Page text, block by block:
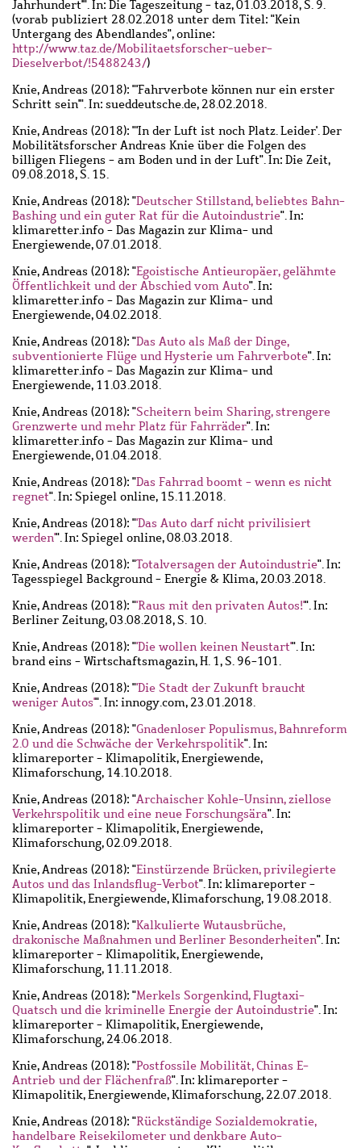
Jahrhundert'". In: Die Tageszeitung - taz, 01.03.2018, S. 9.
(vorab publiziert 28.02.2018 unter dem Titel: "Kein
Untergang des Abendlandes", online:
http://www.taz.de/Mobilitaetsforscher-ueber-
Dieselverbot/!5488243/)
Knie, Andreas (2018): "'Fahrverbote können nur ein erster
Schritt sein'". In: sueddeutsche.de, 28.02.2018.
Knie, Andreas (2018): "'In der Luft ist noch Platz. Leider'. Der
Mobilitätsforscher Andreas Knie über die Folgen des
billigen Fliegens - am Boden und in der Luft". In: Die Zeit,
09.08.2018, S. 15.
Knie, Andreas (2018): "Deutscher Stillstand, beliebtes Bahn-
Bashing und ein guter Rat für die Autoindustrie". In:
klimaretter.info - Das Magazin zur Klima- und
Energiewende, 07.01.2018.
Knie, Andreas (2018): "Egoistische Antieuropäer, gelähmte
Öffentlichkeit und der Abschied vom Auto". In:
klimaretter.info - Das Magazin zur Klima- und
Energiewende, 04.02.2018.
Knie, Andreas (2018): "Das Auto als Maß der Dinge,
subventionierte Flüge und Hysterie um Fahrverbote". In:
klimaretter.info - Das Magazin zur Klima- und
Energiewende, 11.03.2018.
Knie, Andreas (2018): "Scheitern beim Sharing, strengere
Grenzwerte und mehr Platz für Fahrräder". In:
klimaretter.info - Das Magazin zur Klima- und
Energiewende, 01.04.2018.
Knie, Andreas (2018): "Das Fahrrad boomt - wenn es nicht
regnet". In: Spiegel online, 15.11.2018.
Knie, Andreas (2018): "'Das Auto darf nicht privilisiert
werden'". In: Spiegel online, 08.03.2018.
Knie, Andreas (2018): "Totalversagen der Autoindustrie". In:
Tagesspiegel Background - Energie & Klima, 20.03.2018.
Knie, Andreas (2018): "'Raus mit den privaten Autos!'". In:
Berliner Zeitung, 03.08.2018, S. 10.
Knie, Andreas (2018): "'Die wollen keinen Neustart'". In:
brand eins - Wirtschaftsmagazin, H. 1, S. 96-101.
Knie, Andreas (2018): "'Die Stadt der Zukunft braucht
weniger Autos'". In: innogy.com, 23.01.2018.
Knie, Andreas (2018): "Gnadenloser Populismus, Bahnreform
2.0 und die Schwäche der Verkehrspolitik". In:
klimareporter - Klimapolitik, Energiewende,
Klimaforschung, 14.10.2018.
Knie, Andreas (2018): "Archaischer Kohle-Unsinn, ziellose
Verkehrspolitik und eine neue Forschungsära". In:
klimareporter - Klimapolitik, Energiewende,
Klimaforschung, 02.09.2018.
Knie, Andreas (2018): "Einstürzende Brücken, privilegierte
Autos und das Inlandsflug-Verbot". In: klimareporter -
Klimapolitik, Energiewende, Klimaforschung, 19.08.2018.
Knie, Andreas (2018): "Kalkulierte Wutausbrüche,
drakonische Maßnahmen und Berliner Besonderheiten". In:
klimareporter - Klimapolitik, Energiewende,
Klimaforschung, 11.11.2018.
Knie, Andreas (2018): "Merkels Sorgenkind, Flugtaxi-
Quatsch und die kriminelle Energie der Autoindustrie". In:
klimareporter - Klimapolitik, Energiewende,
Klimaforschung, 24.06.2018.
Knie, Andreas (2018): "Postfossile Mobilität, Chinas E-
Antrieb und der Flächenfraß". In: klimareporter -
Klimapolitik, Energiewende, Klimaforschung, 22.07.2018.
Knie, Andreas (2018): "Rückständige Sozialdemokratie,
handelbare Reisekilometer und denkbare Auto-